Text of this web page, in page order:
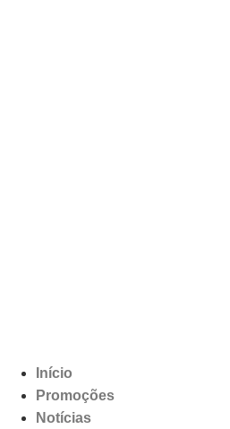
Início
Promoções
Notícias